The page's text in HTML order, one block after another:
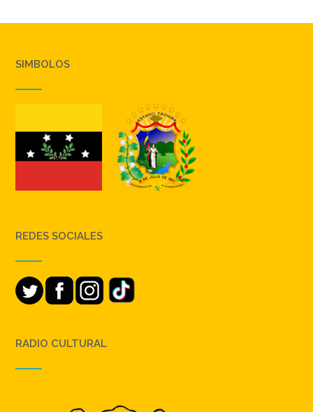
SIMBOLOS
REDES SOCIALES
RADIO CULTURAL